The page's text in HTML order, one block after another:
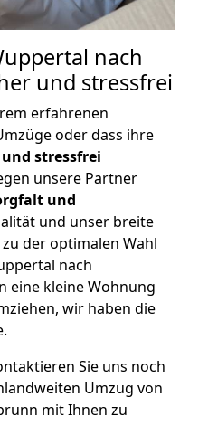
nach
und stressfrei
erfahrenen
oder dass ihre
stressfrei
unsere Partner
und
und unser breite
der optimalen Wahl
nach
eine kleine Wohnung
wir haben die
Sie uns noch
Umzug von
mit Ihnen zu